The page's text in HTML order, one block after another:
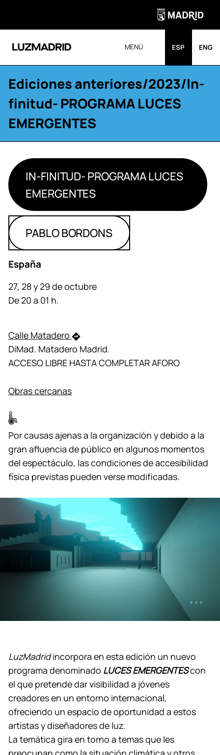
MENÚ ESP ENG
Ediciones anteriores/2023/In-
finitud- PROGRAMA LUCES
EMERGENTES
IN-FINITUD- PROGRAMA LUCES
EMERGENTES
PABLO BORDONS
España
27, 28 y 29 de octubre
De 20 a 01 h.
Calle Matadero
DiMad. Matadero Madrid.
ACCESO LIBRE HASTA COMPLETAR AFORO
Obras cercanas
Por causas ajenas a la organización y debido a la
gran afluencia de público en algunos momentos
del espectáculo, las condiciones de accesibilidad
física previstas pueden verse modificadas.
LuzMadridincorpora en esta edición un nuevo
programa denominado LUCES EMERGENTEScon
el que pretende dar visibilidad a jóvenes
creadores en un entorno internacional,
ofreciendo un espacio de oportunidad a estos
artistas y diseñadores de luz.
La temática gira en torno a temas que les